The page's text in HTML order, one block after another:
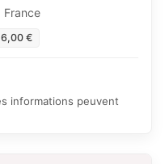
France
€
informations peuvent